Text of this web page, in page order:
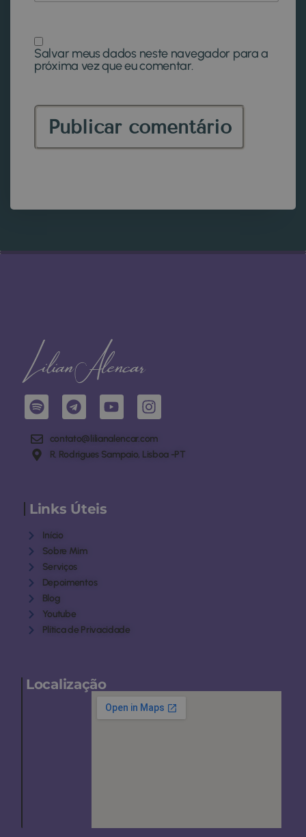
Salvar meus dados neste navegador para a
próxima vez que eu comentar.
contato@lilianalencar.com
R. Rodrigues Sampaio, Lisboa -PT
Links Úteis
Início
Sobre Mim
Serviços
Depoimentos
Blog
Youtube
Plítica de Privacidade
Localização